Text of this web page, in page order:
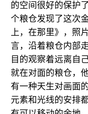
的空间很好的保护
个粮仓发现了这次
上，在那里》，照
言，沿着粮仓内部
目的观察着远离自
就在对面的粮仓，
有一种天生对画面
元素和光线的安排